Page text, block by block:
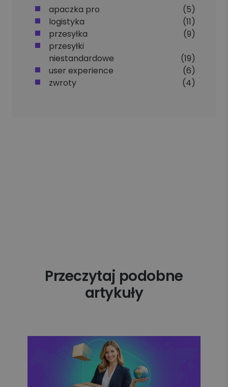
apaczka pro
(5)
logistyka
(11)
przesyłka
(9)
przesyłki
niestandardowe
(19)
user experience
(6)
zwroty
(4)
Przeczytaj podobne
artykuły